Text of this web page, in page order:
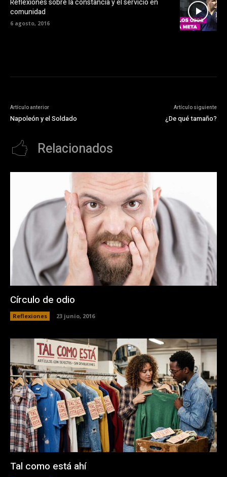
Reflexiones sobre la constancia y el servicio en
comunidad
6 agosto, 2016
Artículo anterior
Napoleón y el Soldado
Artículo siguiente
¿De qué tamaño?
Relacionados
Círculo de odio
Reflexiones 23 junio, 2016
Tal como está ahí